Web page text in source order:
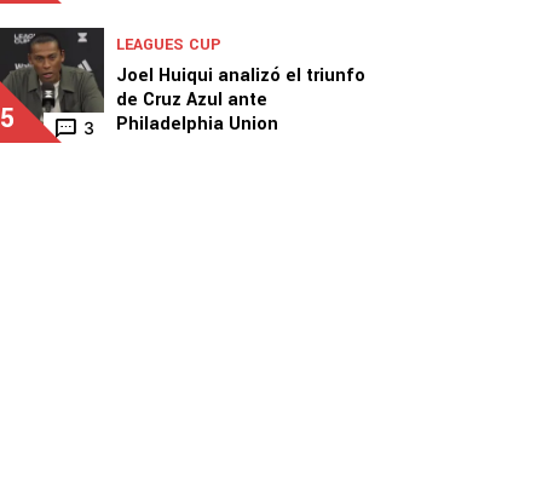
5 3
LEAGUES CUP
Joel Huiqui analizó el triunfo
de Cruz Azul ante
Philadelphia Union